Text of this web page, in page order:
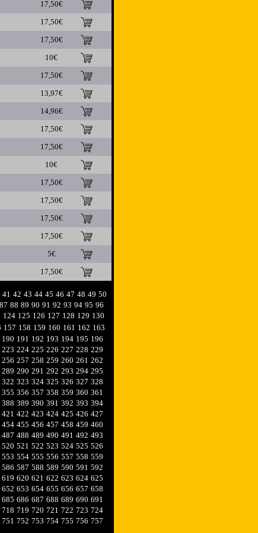
17,50€
17,50€
17,50€
10€
17,50€
13,97€
14,96€
17,50€
17,50€
10€
17,50€
17,50€
17,50€
17,50€
5€
17,50€
41 42 43 44 45 46 47 48 49 50
87 88 89 90 91 92 93 94 95 96
124 125 126 127 128 129 130
157 158 159 160 161 162 163
190 191 192 193 194 195 196
223 224 225 226 227 228 229
256 257 258 259 260 261 262
289 290 291 292 293 294 295
322 323 324 325 326 327 328
355 356 357 358 359 360 361
388 389 390 391 392 393 394
421 422 423 424 425 426 427
454 455 456 457 458 459 460
487 488 489 490 491 492 493
520 521 522 523 524 525 526
553 554 555 556 557 558 559
586 587 588 589 590 591 592
619 620 621 622 623 624 625
652 653 654 655 656 657 658
685 686 687 688 689 690 691
718 719 720 721 722 723 724
751 752 753 754 755 756 757